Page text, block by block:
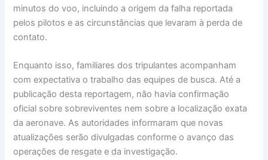
minutos do voo, incluindo a origem da falha reportada
pelos pilotos e as circunstâncias que levaram à perda de
contato.
Enquanto isso, familiares dos tripulantes acompanham
com expectativa o trabalho das equipes de busca. Até a
publicação desta reportagem, não havia confirmação
oficial sobre sobreviventes nem sobre a localização exata
da aeronave. As autoridades informaram que novas
atualizações serão divulgadas conforme o avanço das
operações de resgate e da investigação.